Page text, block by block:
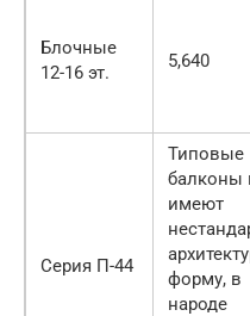
Блочные
12-16 эт.
5,640
Серия П-44
Типовые
балконы
имеют
форму, в
народе